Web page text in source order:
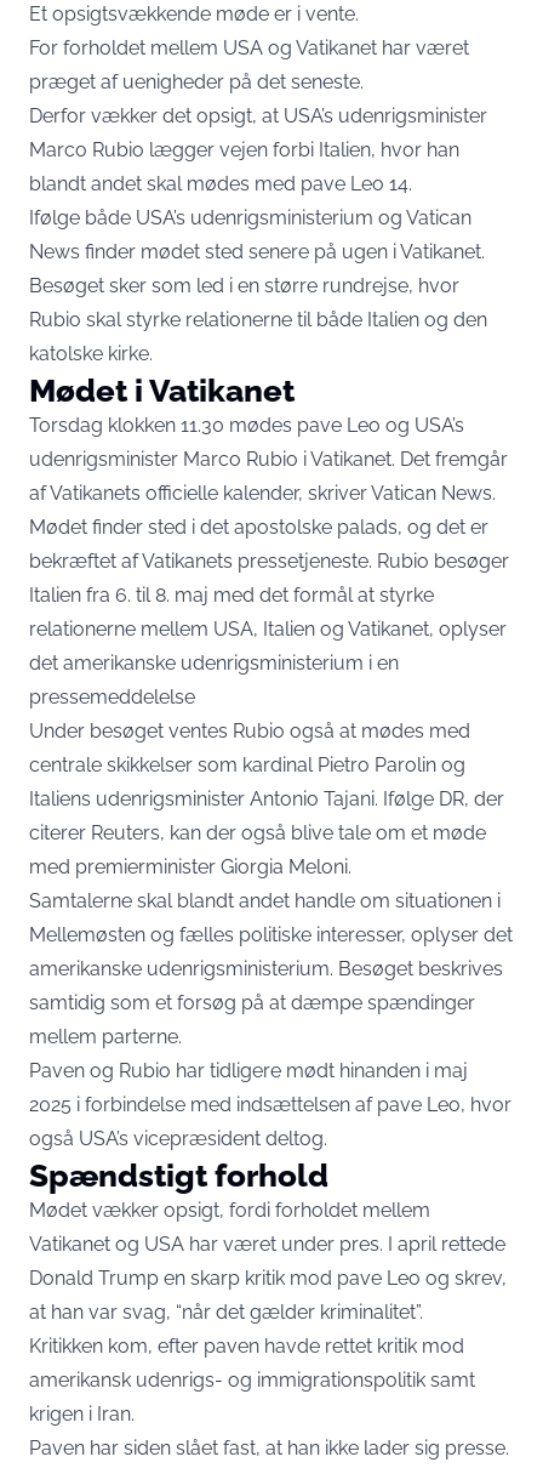
Et opsigtsvækkende møde er i vente.
For forholdet mellem USA og Vatikanet har været
præget af uenigheder på det seneste.
Derfor vækker det opsigt, at USA’s udenrigsminister
Marco Rubio lægger vejen forbi Italien, hvor han
blandt andet skal mødes med pave Leo 14.
Ifølge både USA’s udenrigsministerium og Vatican
News finder mødet sted senere på ugen i Vatikanet.
Besøget sker som led i en større rundrejse, hvor
Rubio skal styrke relationerne til både Italien og den
katolske kirke.
Mødet i Vatikanet
Torsdag klokken 11.30 mødes pave Leo og USA’s
udenrigsminister Marco Rubio i Vatikanet. Det fremgår
af Vatikanets officielle kalender, skriver Vatican News.
Mødet finder sted i det apostolske palads, og det er
bekræftet af Vatikanets pressetjeneste. Rubio besøger
Italien fra 6. til 8. maj med det formål at styrke
relationerne mellem USA, Italien og Vatikanet, oplyser
det amerikanske udenrigsministerium i en
pressemeddelelse
Under besøget ventes Rubio også at mødes med
centrale skikkelser som kardinal Pietro Parolin og
Italiens udenrigsminister Antonio Tajani. Ifølge DR, der
citerer Reuters, kan der også blive tale om et møde
med premierminister Giorgia Meloni.
Samtalerne skal blandt andet handle om situationen i
Mellemøsten og fælles politiske interesser, oplyser det
amerikanske udenrigsministerium. Besøget beskrives
samtidig som et forsøg på at dæmpe spændinger
mellem parterne.
Paven og Rubio har tidligere mødt hinanden i maj
2025 i forbindelse med indsættelsen af pave Leo, hvor
også USA’s vicepræsident deltog.
Spændstigt forhold
Mødet vækker opsigt, fordi forholdet mellem
Vatikanet og USA har været under pres. I april rettede
Donald Trump en skarp kritik mod pave Leo og skrev,
at han var svag, “når det gælder kriminalitet”.
Kritikken kom, efter paven havde rettet kritik mod
amerikansk udenrigs- og immigrationspolitik samt
krigen i Iran.
Paven har siden slået fast, at han ikke lader sig presse.